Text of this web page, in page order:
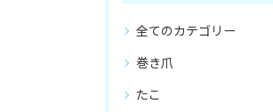
全てのカテゴリー
巻き爪
たこ